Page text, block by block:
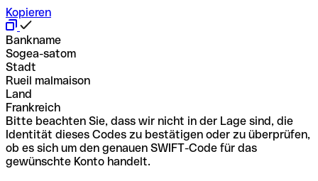
Kopieren
Bankname
Sogea-satom
Stadt
Rueil malmaison
Land
Frankreich
Bitte beachten Sie, dass wir nicht in der Lage sind, die
Identität dieses Codes zu bestätigen oder zu überprüfen,
ob es sich um den genauen SWIFT-Code für das
gewünschte Konto handelt.